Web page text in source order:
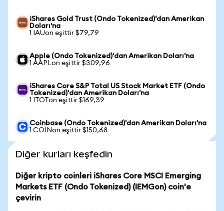
iShares Gold Trust (Ondo Tokenized)'dan Amerikan
Doları'na
1 IAUon eşittir $79,79
Apple (Ondo Tokenized)'dan Amerikan Doları'na
1 AAPLon eşittir $309,96
iShares Core S&P Total US Stock Market ETF (Ondo
Tokenized)'dan Amerikan Doları'na
1 ITOTon eşittir $169,39
Coinbase (Ondo Tokenized)'dan Amerikan Doları'na
1 COINon eşittir $150,68
Diğer kurları keşfedin
Diğer kripto coinleri iShares Core MSCI Emerging
Markets ETF (Ondo Tokenized) (IEMGon) coin'e
çevirin